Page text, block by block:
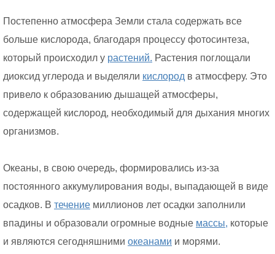
Постепенно атмосфера Земли стала содержать все
больше кислорода, благодаря процессу фотосинтеза,
который происходил у растений. Растения поглощали
диоксид углерода и выделяли кислород в атмосферу. Это
привело к образованию дышащей атмосферы,
содержащей кислород, необходимый для дыхания многих
организмов.
Океаны, в свою очередь, формировались из-за
постоянного аккумулирования воды, выпадающей в виде
осадков. В течение миллионов лет осадки заполнили
впадины и образовали огромные водные массы, которые
и являются сегодняшними океанами и морями.